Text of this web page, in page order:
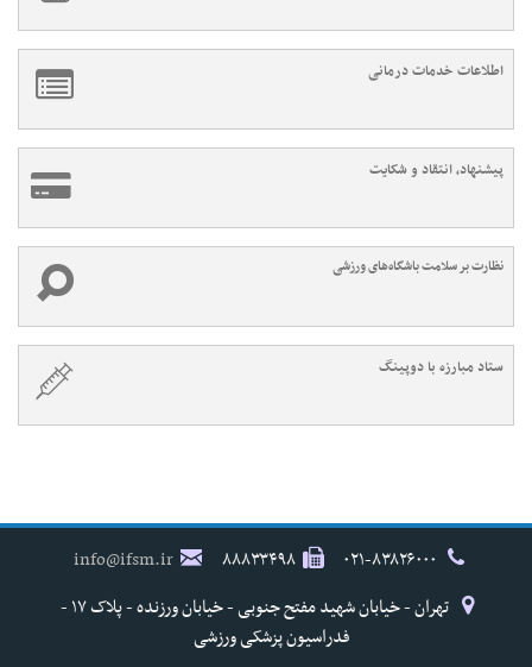
اطلاعات خدمات درمانی
پیشنهاد، انتقاد و شکایت
نظارت بر سلامت باشگاه‌های ورزشی
ستاد مبارزه با دوپینگ
۸۸۸۳۳۴۹۸
info@ifsm.ir
تهران - خیابان شهید مفتح جنوبی - خیابان ورزنده - پلاک ۱۷ -
فدراسیون پزشکی ورزشی